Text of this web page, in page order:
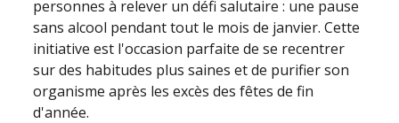
personnes à relever un défi salutaire : une pause
sans alcool pendant tout le mois de janvier. Cette
initiative est l'occasion parfaite de se recentrer
sur des habitudes plus saines et de purifier son
organisme après les excès des fêtes de fin
d'année.